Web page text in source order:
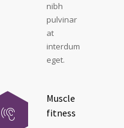
nibh
pulvinar
at
interdum
eget.
Muscle
fitness